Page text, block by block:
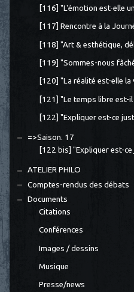
[116] "L'émotion est-elle
[117] Rencontre à la
[118] "Art & esthétique,
[119] "Sommes-nous
[120] "La réalité est-elle la
[121] "Le temps libre est-il
[122] "Expliquer est-ce
=>Saison. 17
[122 bis] "Expliquer est-
ATELIER PHILO
Comptes-rendus des débats
Documents
Citations
Conférences
Images / dessins
Musique
Presse/news